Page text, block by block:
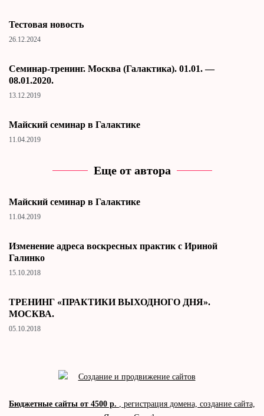
Тестовая новость
26.12.2024
Cеминар-тренинг. Москва (Галактика). 01.01. —
08.01.2020.
13.12.2019
Майский семинар в Галактике
11.04.2019
Еще от автора
Майский семинар в Галактике
11.04.2019
Изменение адреса воскресных практик с Ириной
Галинко
15.10.2018
ТРЕНИНГ «ПРАКТИКИ ВЫХОДНОГО ДНЯ».
МОСКВА.
05.10.2018
Бюджетные сайты от 4500 р.
, регистрация домена, создание сайта,